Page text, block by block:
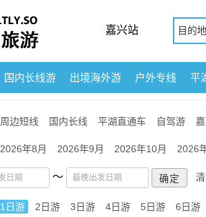
嘉兴站 目的
国内长线游 出境海外游 户外专线 平
周边短线 国内长线 平湖直通车 自驾游
2026年8月 2026年9月 2026年10月 2026
～
1日游 2日游 3日游 4日游 5日游 6日游